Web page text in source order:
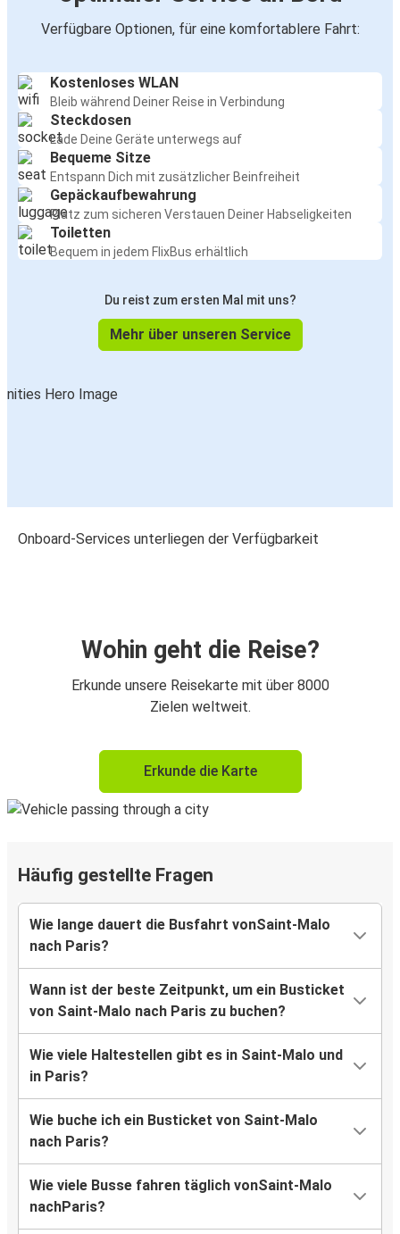
Verfügbare Optionen, für eine komfortablere Fahrt:
Kostenloses WLAN
Bleib während Deiner Reise in Verbindung
Steckdosen
Lade Deine Geräte unterwegs auf
Bequeme Sitze
Entspann Dich mit zusätzlicher Beinfreiheit
Gepäckaufbewahrung
Platz zum sicheren Verstauen Deiner Habseligkeiten
Toiletten
Bequem in jedem FlixBus erhältlich
Du reist zum ersten Mal mit uns?
Mehr über unseren Service
Onboard-Services unterliegen der Verfügbarkeit
Wohin geht die Reise?
Erkunde unsere Reisekarte mit über 8000
Zielen weltweit.
Erkunde die Karte
Häufig gestellte Fragen
Wie lange dauert die Busfahrt vonSaint-Malo
nach Paris?
Wann ist der beste Zeitpunkt, um ein Busticket
von Saint-Malo nach Paris zu buchen?
Wie viele Haltestellen gibt es in Saint-Malo und
in Paris?
Wie buche ich ein Busticket von Saint-Malo
nach Paris?
Wie viele Busse fahren täglich vonSaint-Malo
nachParis?